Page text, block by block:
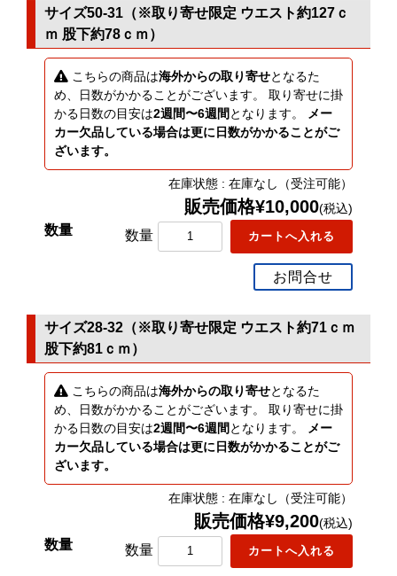
サイズ50-31（※取り寄せ限定 ウエスト約127ｃ
ｍ 股下約78ｃｍ）
こちらの商品は海外からの取り寄せとなるた
め、日数がかかることがございます。 取り寄せに掛
かる日数の目安は2週間〜6週間 となります。
メー
カー欠品している場合は更に日数がかかることがご
ざいます。
在庫状態 : 在庫なし（受注可能）
販売価格¥10,000(税込)
数量
お問合せ
サイズ28-32（※取り寄せ限定 ウエスト約71ｃｍ
股下約81ｃｍ）
こちらの商品は海外からの取り寄せとなるた
め、日数がかかることがございます。 取り寄せに掛
かる日数の目安は2週間〜6週間 となります。
メー
カー欠品している場合は更に日数がかかることがご
ざいます。
在庫状態 : 在庫なし（受注可能）
販売価格¥9,200(税込)
数量